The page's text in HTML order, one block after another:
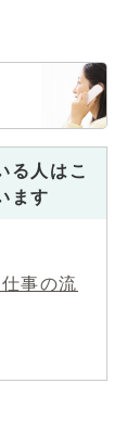
る人はこ
ます
事の流